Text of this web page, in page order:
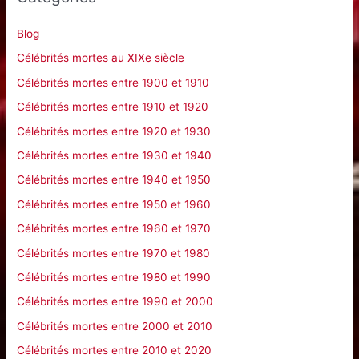
r
r
:
Blog
Célébrités mortes au XIXe siècle
Célébrités mortes entre 1900 et 1910
Célébrités mortes entre 1910 et 1920
Célébrités mortes entre 1920 et 1930
Célébrités mortes entre 1930 et 1940
Célébrités mortes entre 1940 et 1950
Célébrités mortes entre 1950 et 1960
Célébrités mortes entre 1960 et 1970
Célébrités mortes entre 1970 et 1980
Célébrités mortes entre 1980 et 1990
Célébrités mortes entre 1990 et 2000
Célébrités mortes entre 2000 et 2010
Célébrités mortes entre 2010 et 2020